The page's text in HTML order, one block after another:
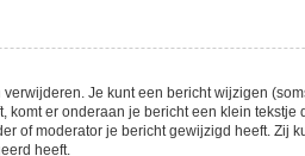
Je kunt een bericht wijzigen
er onderaan je bericht een klein
of moderator je bericht gewijzigd heeft. Zij
heeft.